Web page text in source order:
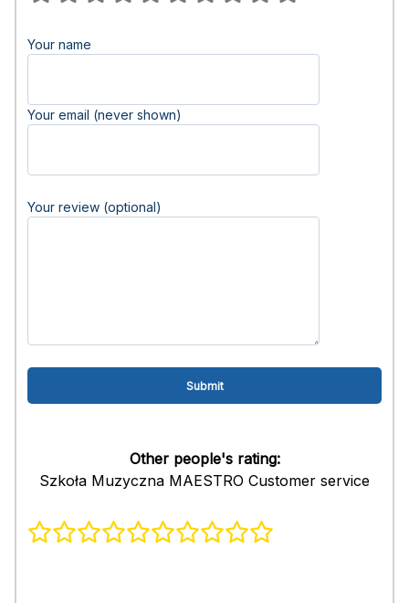
Your name
Your email (never shown)
Your review (optional)
Other people's rating:
Szkoła Muzyczna MAESTRO Customer service